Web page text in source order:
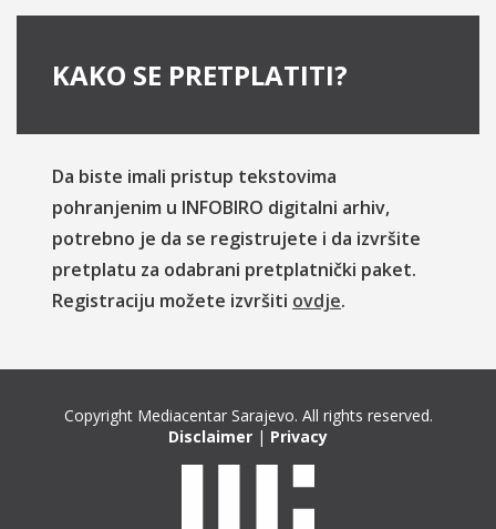
KAKO SE PRETPLATITI?
Da biste imali pristup tekstovima
pohranjenim u INFOBIRO digitalni arhiv,
potrebno je da se registrujete i da izvršite
pretplatu za odabrani pretplatnički paket.
Registraciju možete izvršiti ovdje.
Copyright Mediacentar Sarajevo. All rights reserved.
Disclaimer | Privacy